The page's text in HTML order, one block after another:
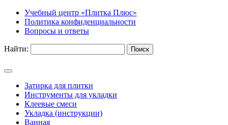
Учебный центр «Плитка Плюс»
Политика конфиденциальности
Вопросы и ответы
Найти:
Затирка для плитки
Инструменты для укладки
Клеевые смеси
Укладка (инструкции)
Ванная